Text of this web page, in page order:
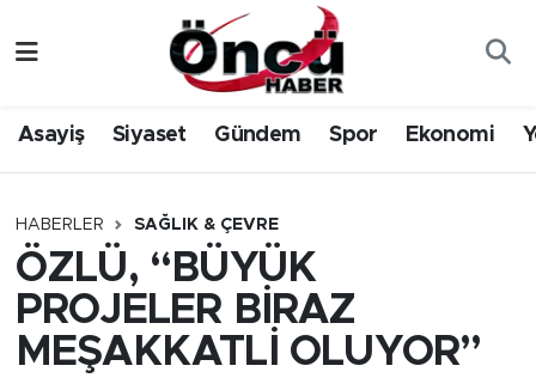
Asayiş Siyaset Gündem Spor Ekonomi
HABERLER SAĞLIK & ÇEVRE
ÖZLÜ, “BÜYÜK
PROJELER BİRAZ
MEŞAKKATLİ OLUYOR”
Gündem
Sağlık & Çevre
Spor
Siyaset
Düzce Nöbetçi Eczaneler
Düzce Hava Durumu
Düzce Namaz Vakitleri
Düzce Trafik Yoğunluk Haritası
Süper Lig Puan Durumu ve Fikstür